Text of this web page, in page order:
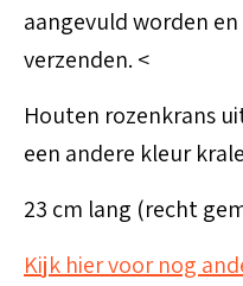
aangevuld worden
verzenden. <
Houten rozenkrans
een andere kleur
23 cm lang (recht
Kijk hier voor nog